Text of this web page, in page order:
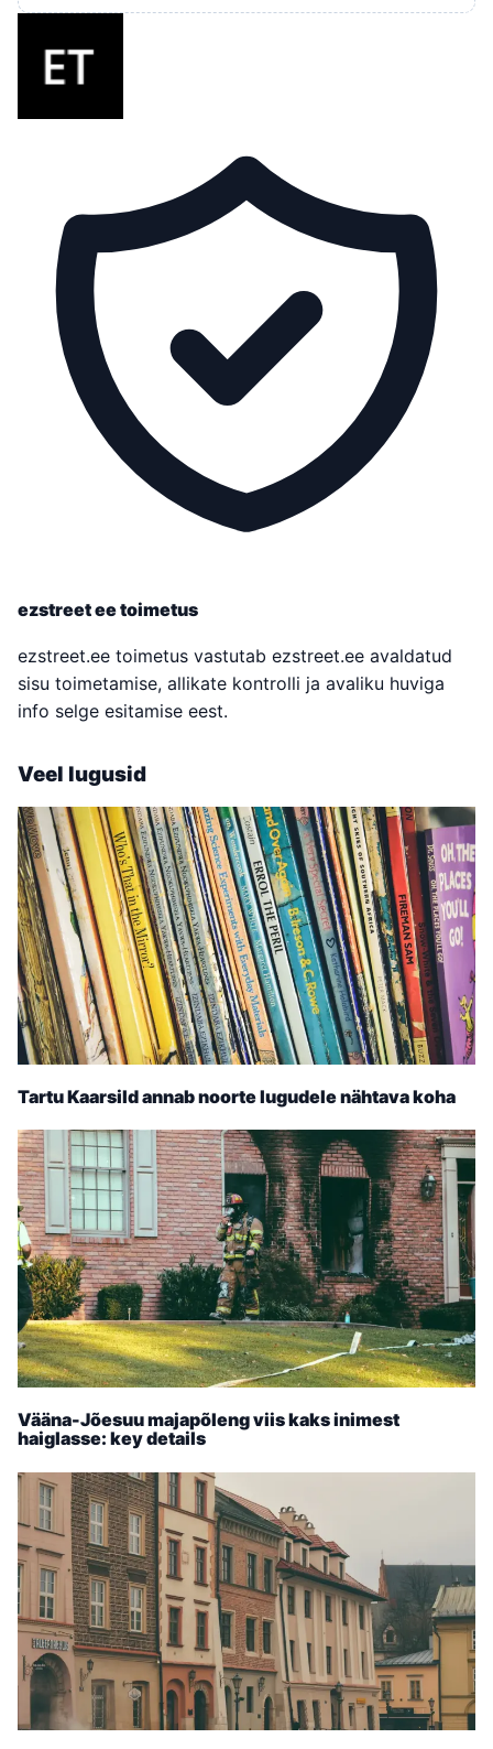
ezstreet ee toimetus
ezstreet.ee toimetus vastutab ezstreet.ee avaldatud
sisu toimetamise, allikate kontrolli ja avaliku huviga
info selge esitamise eest.
Veel lugusid
Tartu Kaarsild annab noorte lugudele nähtava koha
Vääna-Jõesuu majapõleng viis kaks inimest
haiglasse: key details